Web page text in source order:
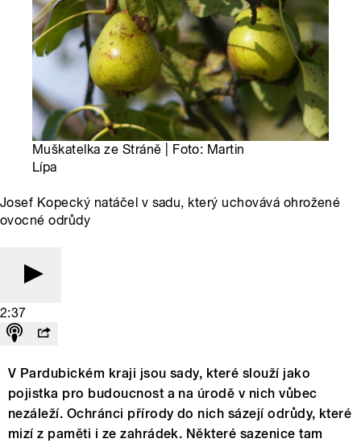
Muškatelka ze Stráně | Foto: Martin
Lípa
Josef Kopecký natáčel v sadu, který uchovává ohrožené
ovocné odrůdy
2:37
V Pardubickém kraji jsou sady, které slouží jako
pojistka pro budoucnost a na úrodě v nich vůbec
nezáleží. Ochránci přírody do nich sázejí odrůdy, které
mizí z paměti i ze zahrádek. Některé sazenice tam